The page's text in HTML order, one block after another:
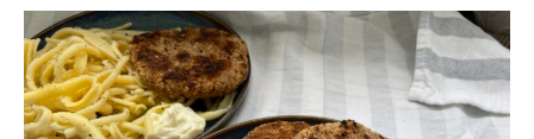
Haferflockenschnitzel